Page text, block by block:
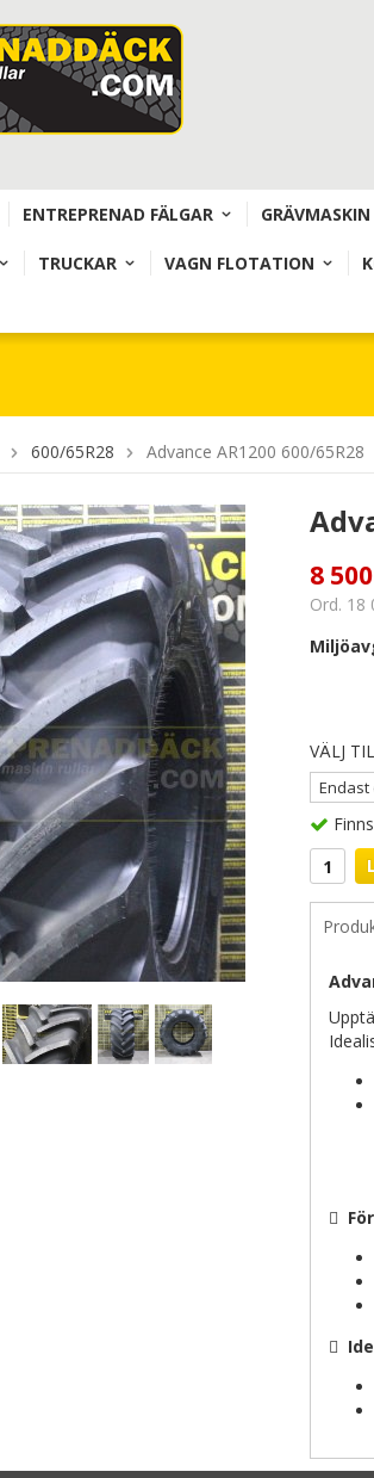
ENTREPRENAD FÄLGAR GRÄVMASKIN
TRUCKAR VAGN FLOTATION
600/65R28 Advance AR1200 600/65R28
8
Ord. 18
VÄLJ

